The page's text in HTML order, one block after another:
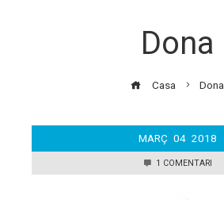
Dona
Casa Dona
MARÇ 04 2018
1 COMENTARI